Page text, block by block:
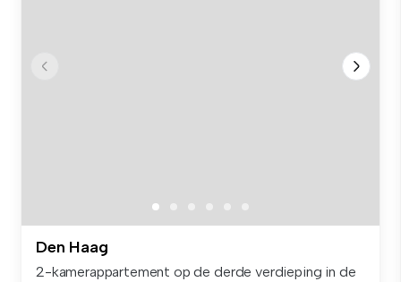
Den Haag
2-kamerappartement op de derde verdieping in de